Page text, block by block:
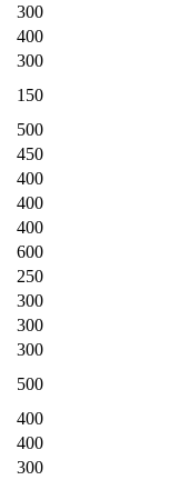
300
400
300
150
500
450
400
400
400
600
250
300
300
300
500
400
400
300